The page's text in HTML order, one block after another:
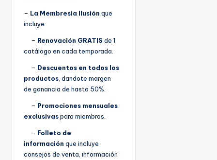
– La Membresia Ilusión que
incluye:
– Renovación GRATIS de 1
catálogo en cada temporada.
– Descuentos en todos los
productos, dandote margen
de ganancia de hasta 50%.
– Promociones mensuales
exclusivaspara miembros.
– Folleto de
información que incluye
consejos de venta, información